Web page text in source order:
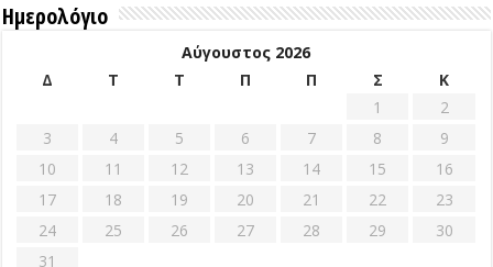
Ημερολόγιο
Αύγουστος 2026
Δ
Τ Τ Π Π Σ
Κ
1
2
3
4 5 6 7 8
9
10
11 12 13 14 15
16
17
18 19 20 21 22
23
24
25 26 27 28 29
30
31